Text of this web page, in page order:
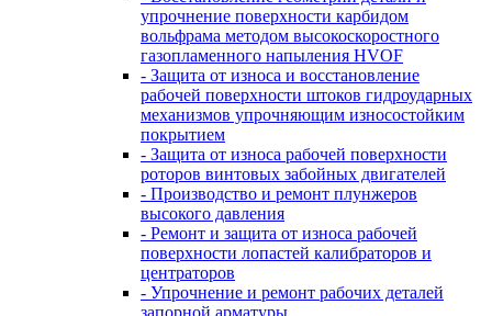
упрочнение поверхности карбидом
вольфрама методом высокоскоростного
газопламенного напыления HVOF
- Защита от износа и восстановление
рабочей поверхности штоков гидроударных
механизмов упрочняющим износостойким
покрытием
- Защита от износа рабочей поверхности
роторов винтовых забойных двигателей
- Производство и ремонт плунжеров
высокого давления
- Ремонт и защита от износа рабочей
поверхности лопастей калибраторов и
центраторов
- Упрочнение и ремонт рабочих деталей
запорной арматуры